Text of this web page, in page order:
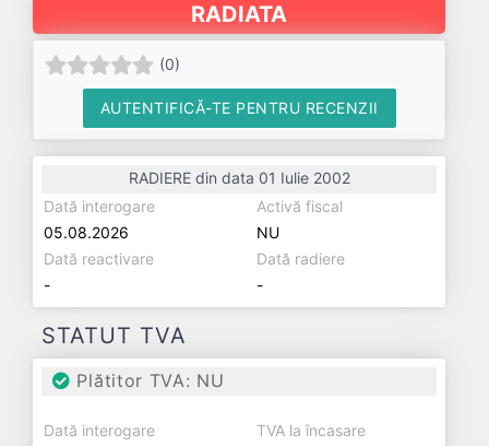
RADIATA
(0)
AUTENTIFICĂ-TE PENTRU RECENZII
RADIERE din data 01 Iulie 2002
Dată interogare
05.08.2026
Activă fiscal
NU
Dată reactivare
-
Dată radiere
-
STATUT TVA
Plătitor TVA: NU
Dată interogare
TVA la încasare